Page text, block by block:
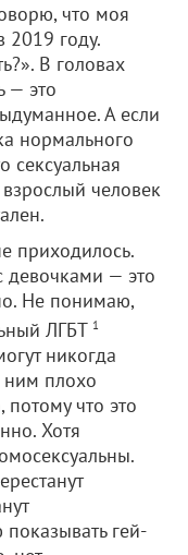
что моя
2019 году.
В головах
— это
А если
нормального
сексуальная
человек
приходилось.
девочками — это
Не понимаю,
ЛГБТ 1
никогда
ним плохо
потому что это
Хотя
гей-